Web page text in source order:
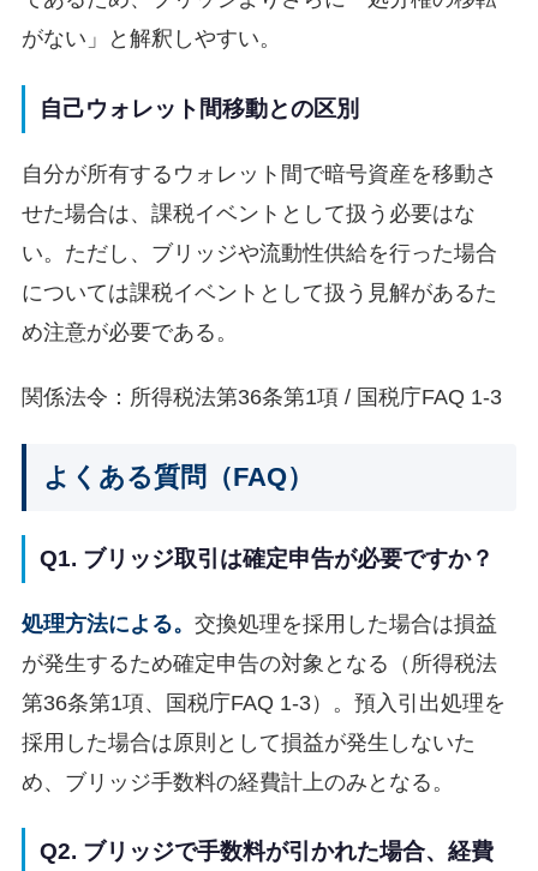
がない」と解釈しやすい。
自己ウォレット間移動との区別
自分が所有するウォレット間で暗号資産を移動さ
せた場合は、課税イベントとして扱う必要はな
い。ただし、ブリッジや流動性供給を行った場合
については課税イベントとして扱う見解があるた
め注意が必要である。
関係法令：所得税法第36条第1項 / 国税庁FAQ 1-3
よくある質問（FAQ）
Q1. ブリッジ取引は確定申告が必要ですか？
処理方法による。 交換処理を採用した場合は損益
が発生するため確定申告の対象となる（所得税法
第36条第1項、国税庁FAQ 1-3）。預入引出処理を
採用した場合は原則として損益が発生しないた
め、ブリッジ手数料の経費計上のみとなる。
Q2. ブリッジで手数料が引かれた場合、経費